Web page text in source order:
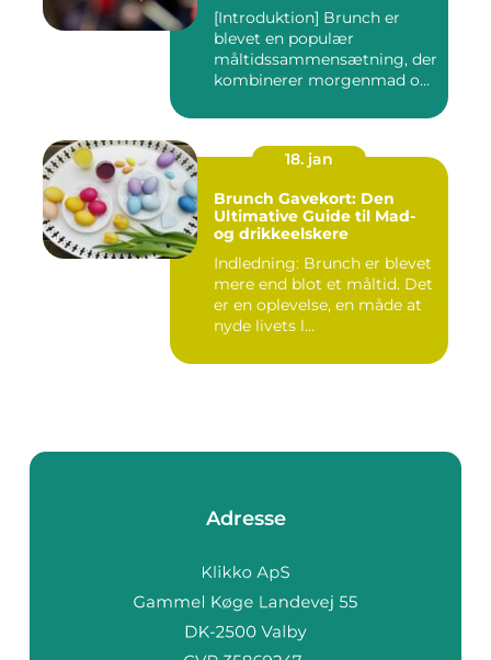
[Introduktion] Brunch er
blevet en populær
måltidssammensætning, der
kombinerer morgenmad og
18. jan
Brunch Gavekort: Den
Ultimative Guide til Mad-
og drikkeelskere
Indledning: Brunch er blevet
mere end blot et måltid. Det
er en oplevelse, en måde at
nyde livets l...
Adresse